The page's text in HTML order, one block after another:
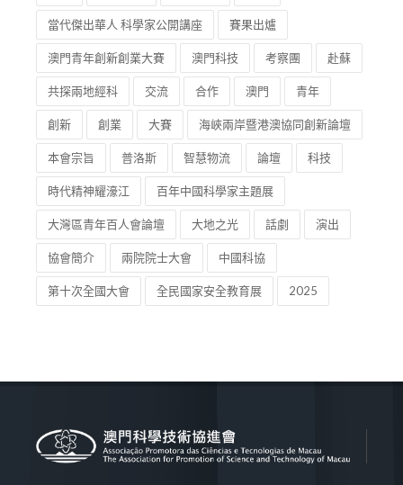
當代傑出華人 科學家公開講座 賽果出爐
澳門青年創新創業大賽 澳門科技 考察團 赴蘇
共探兩地經科 交流 合作 澳門 青年
創新 創業 大賽 海峽兩岸暨港澳協同創新論壇
本會宗旨 普洛斯 智慧物流 論壇 科技
時代精神耀濠江 百年中國科學家主題展
大灣區青年百人會論壇 大地之光 話劇 演出
協會簡介 兩院院士大會 中國科協
第十次全國大會 全民國家安全教育展 2025